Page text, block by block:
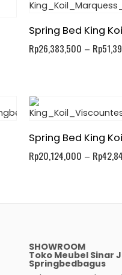
Spring Bed King
Rp26,383,500 – Rp
Spring Bed King
Rp20,124,000 – Rp
SHOWROOM
Toko Meubel Sinar
Springbedbagus